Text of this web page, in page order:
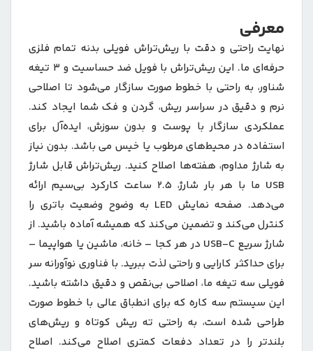
معرفی
نهایت راحتی و دقت با ریش‌تراش فویلی بدنه تمام فلزی
حرفه‌ای ما. این ریش‌تراش با فویل ضد حساسیت و 3 تیغه
شناور، به راحتی با خطوط صورت سازگار می‌شود تا اصلاحی
نرم و دقیق در سراسر ریش، گردن و فک شما ایجاد کند.
عملکردی سازگار با پوست و بدون سوزش، ایده‌آل برای
استفاده در محیط‌های مرطوب یا خیس می باشد. بدون نیاز
به شارژ مداوم، هفته‌ها اصلاح کنید. ریش‌تراش قابل شارژ
USB ما با هر بار شارژ، 2.5 ساعت کارکرد بی‌سیم ارائه
می‌دهد. صفحه نمایش LED به وضوح وضعیت باتری را
کنترل می‌کند و تضمین می‌کند که همیشه آماده باشید. از
شارژ سریع USB-C در هر کجا – خانه، ماشین یا هواپیما –
برای حداکثر کارایی و راحتی لذت ببرید. با فناوری نوآورانه سر
فویلی سه تیغه ما، اصلاحی بی‌نقص و دقیق داشته باشید.
این سیستم سه کاره که برای انطباق عالی با خطوط صورت
طراحی شده است، به راحتی ته ریش کوتاه و ریش‌های
بلندتر را در تعداد دفعات کمتری اصلاح می‌کند. اصلاح